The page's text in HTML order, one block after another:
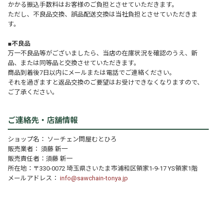
かかる振込手数料はお客様のご負担とさせていただきます。
ただし、不良品交換、誤品配送交換は当社負担とさせていただきま
す。
■不良品
万一不良品等がございましたら、当店の在庫状況を確認のうえ、新
品、または同等品と交換させていただきます。
商品到着後7日以内にメールまたは電話でご連絡ください。
それを過ぎますと返品交換のご要望はお受けできなくなりますので、
ご了承ください。
ご連絡先・店舗情報
ショップ名： ソーチェン問屋むとひろ
販売業者： 須藤 新一
販売責任者：須藤 新一
所在地：〒330-0072 埼玉県さいたま市浦和区領家1-9-17 YS領家1階
メールアドレス：info@sawchain-tonya.jp